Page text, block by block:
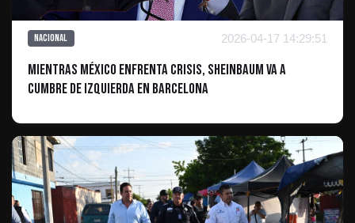
Nacional 2026-04-17 14:29:51
Mientras México enfrenta crisis, Sheinbaum va a
cumbre de izquierda en Barcelona